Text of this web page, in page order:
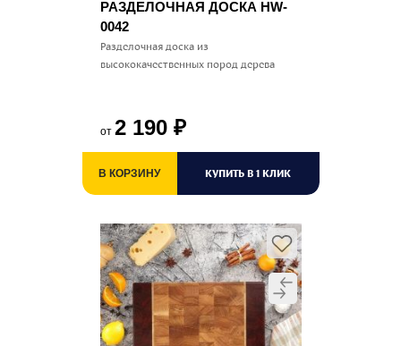
РАЗДЕЛОЧНАЯ ДОСКА HW-
0042
Разделочная доска из
высококачественных пород дерева
от 2 190 ₽
В КОРЗИНУ КУПИТЬ В 1 КЛИК